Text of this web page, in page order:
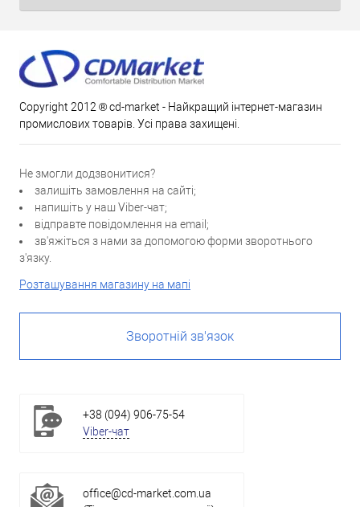
Copyright 2012 ® cd-market - Найкращий інтернет-магазин
промислових товарів. Усі права захищені.
Не змогли додзвонитися?
залишіть замовлення на сайті;
напишіть у наш Viber-чат;
відправте повідомлення на email;
зв'яжіться з нами за допомогою форми зворотнього
з'язку.
Розташування магазину на мапі
Зворотній зв'язок
+38 (094) 906-75-54
Viber-чат
office@cd-market.com.ua